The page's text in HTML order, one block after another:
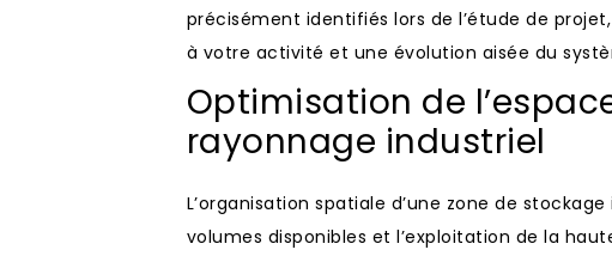
précisément identifiés lors de l’étude de
à votre activité et une évolution aisée du
Optimisation de
rayonnage industriel
L’organisation spatiale d’une zone de
volumes disponibles et l’exploitation de la